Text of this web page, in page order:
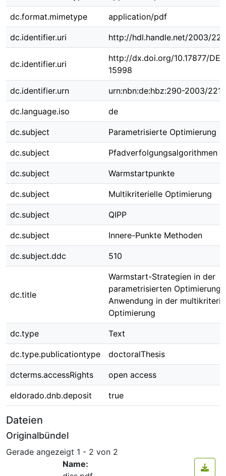
dc.format.mimetype application/pdf
dc.identifier.uri http://hdl.handle.net/2003/
dc.identifier.uri
http://dx.doi.org/10.17877/
15998
dc.identifier.urn urn:nbn:de:hbz:290-2003/
dc.language.iso de
dc.subject Parametrisierte Optimierung
dc.subject Pfadverfolgungsalgorithmen
dc.subject Warmstartpunkte
dc.subject Multikriterielle Optimierung
dc.subject QIPP
dc.subject Innere-Punkte Methoden
dc.subject.ddc 510
dc.title
Warmstart-Strategien in der
parametrisierten Optimierung
Anwendung in der
Optimierung
dc.type Text
dc.type.publicationtype doctoralThesis
dcterms.accessRights open access
eldorado.dnb.deposit true
Dateien
Originalbündel
Gerade angezeigt 1 - 2 von 2
Name: